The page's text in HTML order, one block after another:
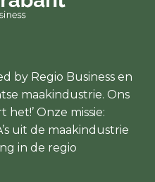
by Regio Business en
maakindustrie. Ons
Onze missie:
uit de maakindustrie
in de regio